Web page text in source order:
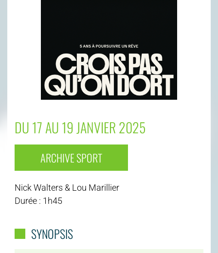
DU 17 AU 19 JANVIER 2025
ARCHIVE SPORT
Nick Walters & Lou Marillier
Durée : 1h45
SYNOPSIS